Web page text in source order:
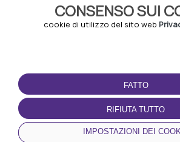
CONSENSO SUI
cookie di utilizzo del sito web
FATTO
RIFIUTA TUTTO
IMPOSTAZIONI DEI
CONDIZIONI D'USO
Termini e Condizioni
Politica sulla riservatezza
Gestione dei Cookie